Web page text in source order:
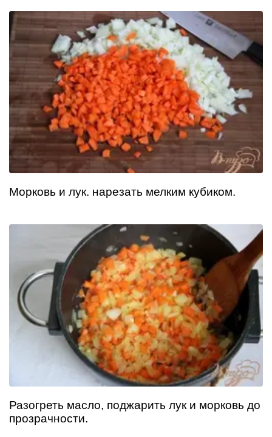
Морковь и лук. нарезать мелким кубиком.
Разогреть масло, поджарить лук и морковь до
прозрачности.